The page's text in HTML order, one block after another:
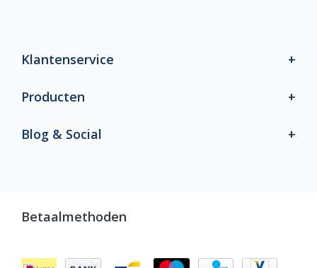
Klantenservice
Producten
Blog & Social
Betaalmethoden